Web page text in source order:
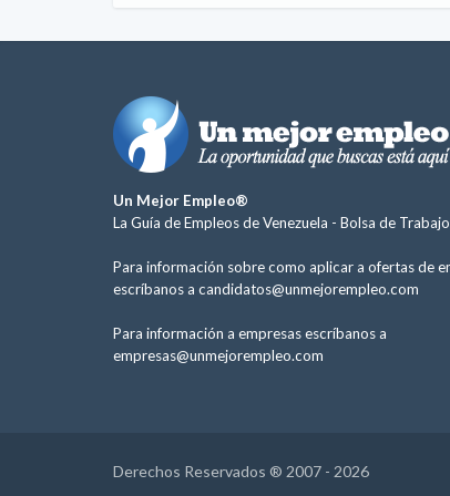
Un Mejor Empleo®
La Guía de Empleos de Venezuela - Bolsa de Trabajo
Para información sobre como aplicar a ofertas de
escríbanos a candidatos@unmejorempleo.com
Para información a empresas escríbanos a
empresas@unmejorempleo.com
Derechos Reservados ® 2007 - 2026